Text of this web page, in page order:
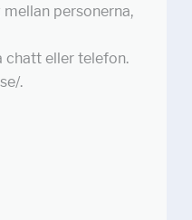
personerna,
chatt eller telefon.
.